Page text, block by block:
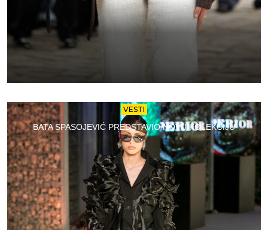
VESTI
BATA SPASOJEVIĆ PREDSTAVIO NOVU KOLEKCIJU